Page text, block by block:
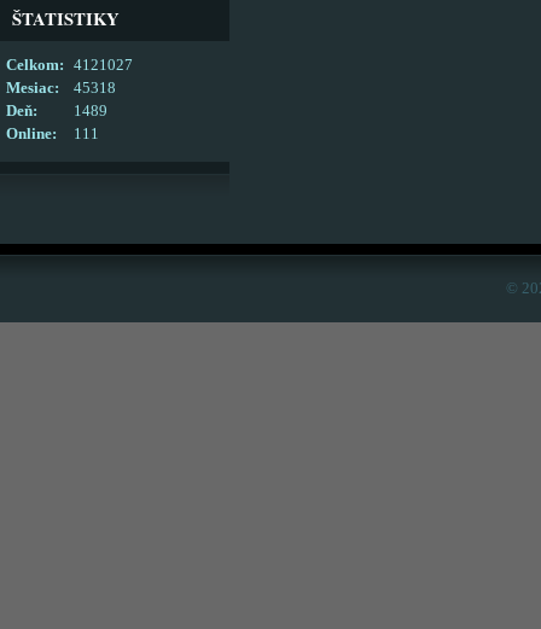
ŠTATISTIKY
Online: 111
Celkom:
4121027
Mesiac:
45318
Deň:
1489
©